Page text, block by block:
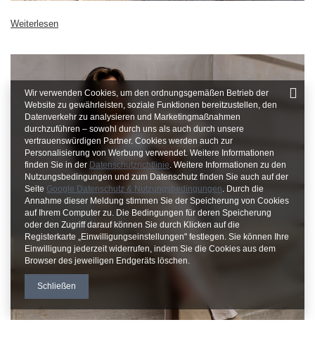
Weiterlesen
Wir verwenden Cookies, um den ordnungsgemäßen Betrieb der
Website zu gewährleisten, soziale Funktionen bereitzustellen, den
Datenverkehr zu analysieren und Marketingmaßnahmen
durchzuführen – sowohl durch uns als auch durch unsere
vertrauenswürdigen Partner. Cookies werden auch zur
Personalisierung von Werbung verwendet. Weitere Informationen
finden Sie in der Datenschutzrichtlinie. Weitere Informationen zu den
Nutzungsbedingungen und zum Datenschutz finden Sie auch auf der
Seite Google Datenschutz & Nutzungsbedingungen. Durch die
Annahme dieser Meldung stimmen Sie der Speicherung von Cookies
auf Ihrem Computer zu. Die Bedingungen für deren Speicherung
oder den Zugriff darauf können Sie durch Klicken auf die
Registerkarte „Einwilligungseinstellungen" festlegen. Sie können Ihre
Einwilligung jederzeit widerrufen, indem Sie die Cookies aus dem
Browser des jeweiligen Endgeräts löschen.
Schließen